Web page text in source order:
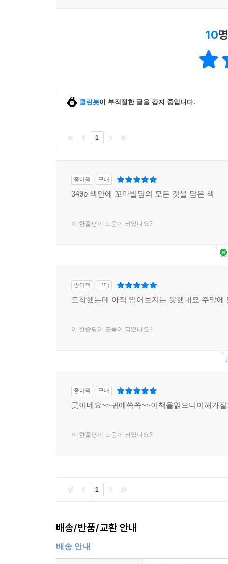
한 상가 임차인이 인테리어와 시설공사를 하고
자한 돈을 회수할 시간도 없이 손실을 떠안아야
의 계약갱신 요구를 정당한 사유 없이 거절하지
려해서 임차인이 3기의 차임(월세)을 연체하거나
거절할 수 있다. --- p.278
자신의 성격과 성향을 잘 파악하고 꼬마 빌딩의
앞서 말한 선배처럼 부지런하고 적극적인 성격이
전문업체에게 위임하는 간접 관리가 좋다. 또한
운영은 직접 할 수 있지만 왜 양복을 입고 있을
면 다른 건물 관리는 볼 필요도 없다. 아니나 다를
그런데 보통 사람은 물건을 팔 때 시세보다 높은
는 현장에서 형성된 가격보다 더 낮은 매물을 찾
입장에서 생각할 필요가 있다. 팔은 안으로 굽는
낮은 매물부터 팔리는 것이 순리이고 정상이다.
“할아버지, 지금까지 자식들을 위해 그 정도 희생
가 아니라 할아버지의 노후생활을 위한 안정적인
아버지 마음임을 왜 모르겠는가? 하지만 이제는
10
클린봇이 부적절한 글을 감지 중입니다.
1
종이책 구매
349p 책안에 꼬마빌딩의 모든 것을 담은 책
이 한줄평이 도움이 되었나요?
종이책 구매
도착했는데 아직 읽어보지는 못했내요 주말에
이 한줄평이 도움이 되었나요?
종이책 구매
굿이네요~~귀에쏙쏙~~이책을읽으니이해가
이 한줄평이 도움이 되었나요?
1
배송/반품/교환 안내
배송 안내